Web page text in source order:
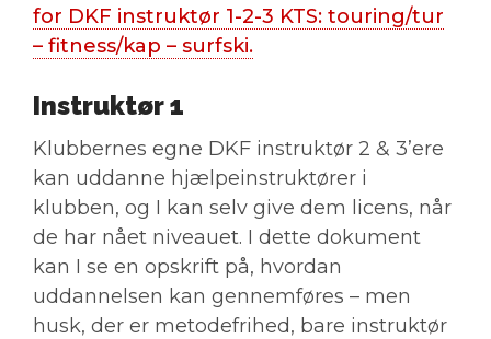
for DKF instruktør 1-2-3 KTS: touring/tur
– fitness/kap – surfski.
Instruktør 1
Klubbernes egne DKF instruktør 2 & 3’ere
kan uddanne hjælpeinstruktører i
klubben, og I kan selv give dem licens, når
de har nået niveauet. I dette dokument
kan I se en opskrift på, hvordan
uddannelsen kan gennemføres – men
husk, der er metodefrihed, bare instruktør